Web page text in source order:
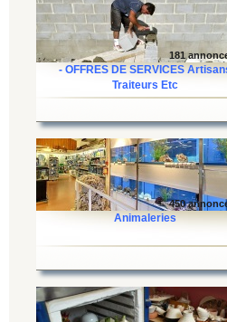
181
- OFFRES DE SERVICES
Traiteurs Etc
450
Animaleries